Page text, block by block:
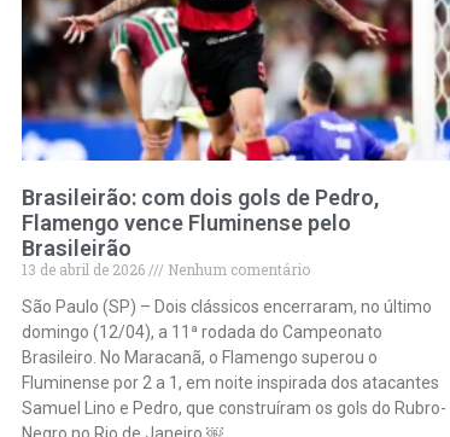
Brasileirão: com dois gols de Pedro,
Flamengo vence Fluminense pelo
Brasileirão
13 de abril de 2026
Nenhum comentário
São Paulo (SP) – Dois clássicos encerraram, no último
domingo (12/04), a 11ª rodada do Campeonato
Brasileiro. No Maracanã, o Flamengo superou o
Fluminense por 2 a 1, em noite inspirada dos atacantes
Samuel Lino e Pedro, que construíram os gols do Rubro-
Negro no Rio de Janeiro.￼